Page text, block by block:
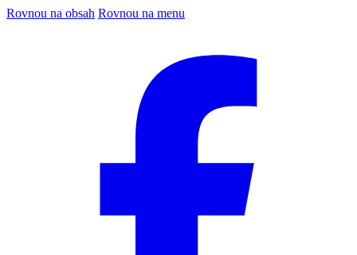
Rovnou na obsah Rovnou na menu